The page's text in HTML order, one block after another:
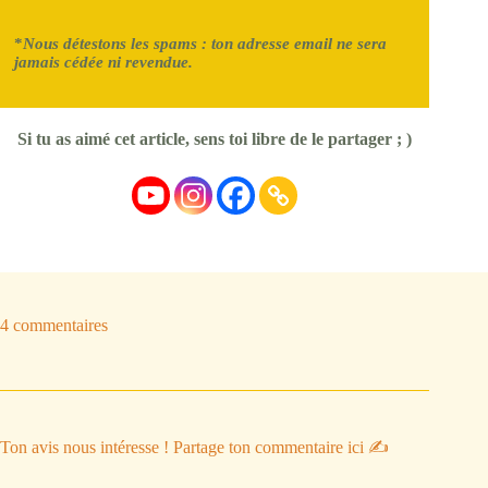
*Nous détestons les spams : ton adresse email ne sera
jamais cédée ni revendue.
Si tu as aimé cet article, sens toi libre de le partager ; )
4 commentaires
Ton avis nous intéresse ! Partage ton commentaire ici ✍️